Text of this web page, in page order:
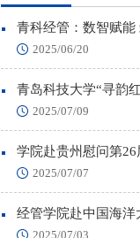
青科经管：数智赋能
2025/06/20
青岛科技大学“寻韵
2025/07/09
学院赴贵州慰问第
2025/07/07
经管学院赴中国海洋
2025/07/03